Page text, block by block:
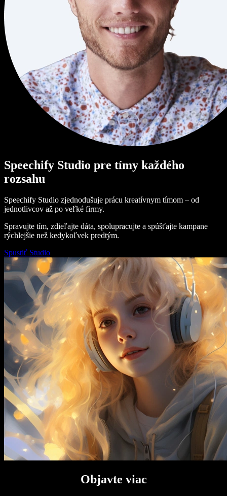
Speechify Studio pre tímy každého
rozsahu
Speechify Studio zjednodušuje prácu kreatívnym tímom – od
jednotlivcov až po veľké firmy.
Spravujte tím, zdieľajte dáta, spolupracujte a spúšťajte kampane
rýchlejšie než kedykoľvek predtým.
Spustiť Studio
Objavte viac